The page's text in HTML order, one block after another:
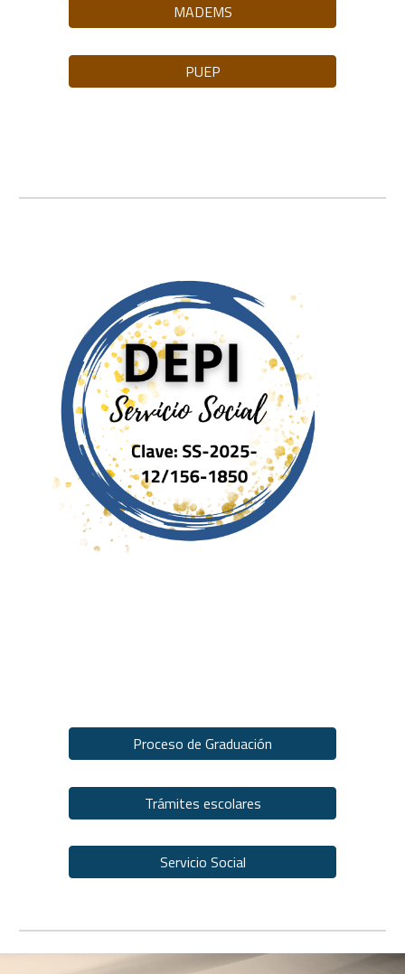
MADEMS
PUEP
Proceso de Graduación
Trámites escolares
Servicio Social